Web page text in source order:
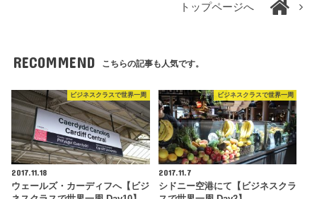
トップページへ
RECOMMEND こちらの記事も人気です。
ビジネスクラスで世界一周
2017.11.18
ウェールズ・カーディフへ【ビジ
ビジネスクラスで世界一周
2017.11.7
シドニー空港にて【ビジネスクラ